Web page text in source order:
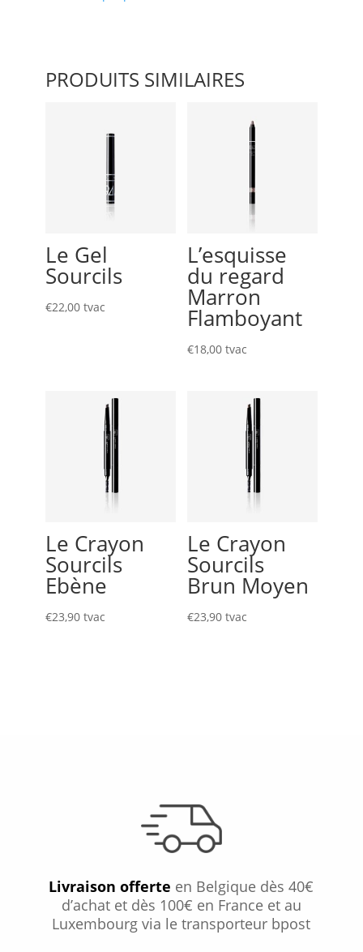
PRODUITS SIMILAIRES
Le Gel
Sourcils
€22,00 tvac
L’esquisse
du regard
Marron
Flamboyant
€18,00 tvac
Le Crayon
Sourcils
Ebène
€23,90 tvac
Le Crayon
Sourcils
Brun Moyen
€23,90 tvac
Livraison offerte en Belgique dès 40€
d’achat et dès 100€ en France et au
Luxembourg via le transporteur bpost